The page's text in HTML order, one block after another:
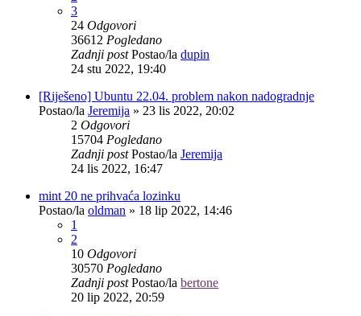
3
24 Odgovori
36612 Pogledano
Zadnji postPostao/la dupin
24 stu 2022, 19:40
[Riješeno] Ubuntu 22.04. problem nakon nadogradnje
Postao/la Jeremija » 23 lis 2022, 20:02
2 Odgovori
15704 Pogledano
Zadnji postPostao/la Jeremija
24 lis 2022, 16:47
mint 20 ne prihvaća lozinku
Postao/la oldman » 18 lip 2022, 14:46
1
2
10 Odgovori
30570 Pogledano
Zadnji postPostao/la bertone
20 lip 2022, 20:59